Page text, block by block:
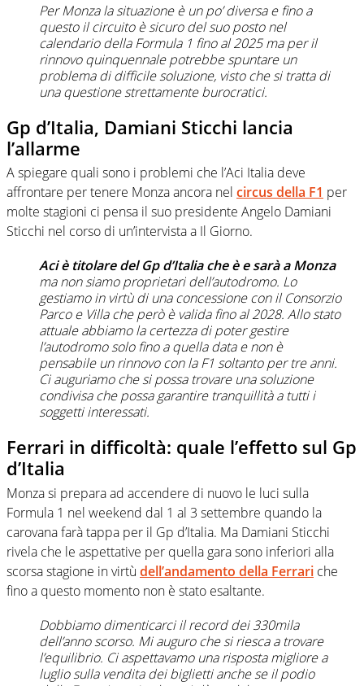
Per Monza la situazione è un po’ diversa e fino a
questo il circuito è sicuro del suo posto nel
calendario della Formula 1 fino al 2025 ma per il
rinnovo quinquennale potrebbe spuntare un
problema di difficile soluzione, visto che si tratta di
una questione strettamente burocratici.
Gp d’Italia, Damiani Sticchi lancia
l’allarme
A spiegare quali sono i problemi che l’Aci Italia deve
affrontare per tenere Monza ancora nel circus della F1 per
molte stagioni ci pensa il suo presidente Angelo Damiani
Sticchi nel corso di un’intervista a Il Giorno.
Aci è titolare del Gp d’Italia che è e sarà a Monza
ma non siamo proprietari dell’autodromo. Lo
gestiamo in virtù di una concessione con il Consorzio
Parco e Villa che però è valida fino al 2028. Allo stato
attuale abbiamo la certezza di poter gestire
l’autodromo solo fino a quella data e non è
pensabile un rinnovo con la F1 soltanto per tre anni.
Ci auguriamo che si possa trovare una soluzione
condivisa che possa garantire tranquillità a tutti i
soggetti interessati.
Ferrari in difficoltà: quale l’effetto sul Gp
d’Italia
Monza si prepara ad accendere di nuovo le luci sulla
Formula 1 nel weekend dal 1 al 3 settembre quando la
carovana farà tappa per il Gp d’Italia. Ma Damiani Sticchi
rivela che le aspettative per quella gara sono inferiori alla
scorsa stagione in virtù dell’andamento della Ferrari che
fino a questo momento non è stato esaltante.
Dobbiamo dimenticarci il record dei 330mila
dell’anno scorso. Mi auguro che si riesca a trovare
l’equilibrio. Ci aspettavamo una risposta migliore a
luglio sulla vendita dei biglietti anche se il podio